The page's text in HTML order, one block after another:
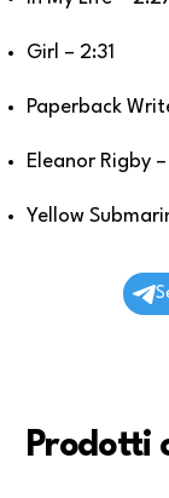
Girl – 2:31
Paperback
Eleanor Rigby
Yellow
Prodotti